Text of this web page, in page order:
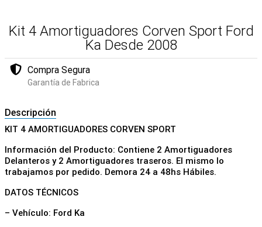
Kit 4 Amortiguadores Corven Sport Ford
Ka Desde 2008
Compra Segura
Garantía de Fabrica
Descripción
KIT 4 AMORTIGUADORES CORVEN SPORT
Información del Producto: Contiene 2 Amortiguadores
Delanteros y 2 Amortiguadores traseros. El mismo lo
trabajamos por pedido. Demora 24 a 48hs Hábiles.
DATOS TÉCNICOS
– Vehículo: Ford Ka